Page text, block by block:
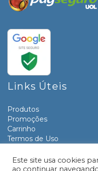
Links Úteis
Produtos
Promoções
Carrinho
Termos de Uso
Contato
Este site usa cookies
ao continuar